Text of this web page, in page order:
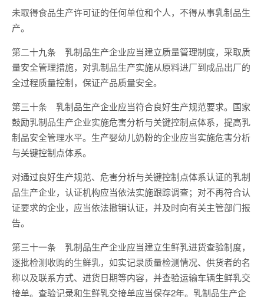
未取得食品生产许可证的任何单位和个人，不得从事乳制品生
产。
第二十九条 乳制品生产企业应当建立质量管理制度，采取质
量安全管理措施，对乳制品生产实施从原料进厂到成品出厂的
全过程质量控制，保证产品质量安全。
第三十条 乳制品生产企业应当符合良好生产规范要求。国家
鼓励乳制品生产企业实施危害分析与关键控制点体系，提高乳
制品安全管理水平。生产婴幼儿奶粉的企业应当实施危害分析
与关键控制点体系。
对通过良好生产规范、危害分析与关键控制点体系认证的乳制
品生产企业，认证机构应当依法实施跟踪调查；对不再符合认
证要求的企业，应当依法撤销认证，并及时向有关主管部门报
告。
第三十一条 乳制品生产企业应当建立生鲜乳进货查验制度，
逐批检测收购的生鲜乳，如实记录质量检测情况、供货者的名
称以及联系方式、进货日期等内容，并查验运输车辆生鲜乳交
接单。查验记录和生鲜乳交接单应当保存2年。乳制品生产企